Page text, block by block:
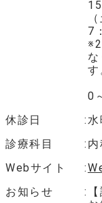
7
す
0
休診日
水
診療科目
Webサイト
お知らせ